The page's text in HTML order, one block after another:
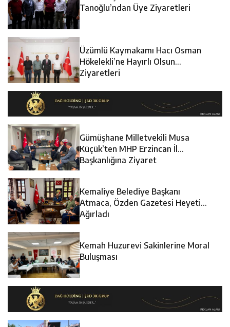
Cezaevine Gönderildi
Aldı
12:12 Erzincan Emniyet Personeline Finansal Okuryazarlık
Eğitimi
12:19 Umre Ödüllü Bilgi Yarışmasının Kazananları Kutsal
Topraklara Uğurlandı
Tanoğlu’ndan Üye Ziyaretleri
Üzümlü Kaymakamı Hacı Osman
Hökelekli’ne Hayırlı Olsun
Ziyaretleri
Gümüşhane Milletvekili Musa
Küçük’ten MHP Erzincan İl
Başkanlığına Ziyaret
Kemaliye Belediye Başkanı
Atmaca, Özden Gazetesi Heyetini
Ağırladı
Kemah Huzurevi Sakinlerine Moral
Buluşması